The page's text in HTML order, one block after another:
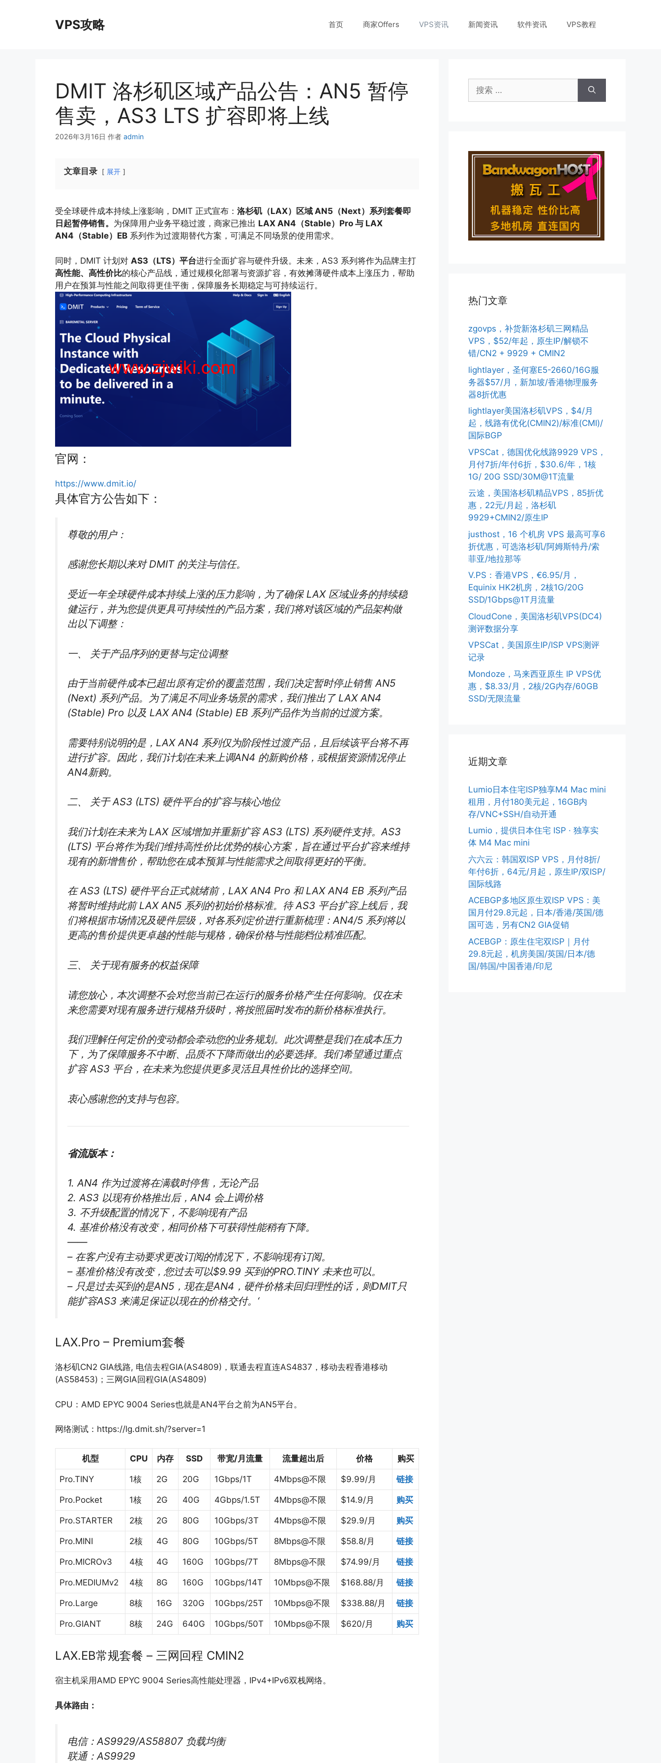
VPS攻略 首页 商家Offers VPS资讯 新闻资讯 软件资讯 VPS教程
DMIT 洛杉矶区域产品公告：AN5 暂停
售卖，AS3 LTS 扩容即将上线
2026年3月16日 作者 admin
文章目录 展开
受全球硬件成本持续上涨影响，DMIT 正式宣布： 洛杉矶（LAX）区域 AN5（Next）系列套餐即
日起暂停销售。 为保障用户业务平稳过渡，商家已推出 LAX AN4（Stable）Pro 与 LAX
AN4（Stable）EB 系列作为过渡期替代方案，可满足不同场景的使用需求。
同时，DMIT 计划对 AS3（LTS）平台进行全面扩容与硬件升级。未来，AS3 系列将作为品牌主打
高性能、高性价比的核心产品线，通过规模化部署与资源扩容，有效摊薄硬件成本上涨压力，帮助
用户在预算与性能之间取得更佳平衡，保障服务长期稳定与可持续运行。
官网：
https://www.dmit.io/
具体官方公告如下：
尊敬的用户：
感谢您长期以来对 DMIT 的关注与信任。
受近一年全球硬件成本持续上涨的压力影响，为了确保 LAX 区域业务的持续稳
健运行，并为您提供更具可持续性的产品方案，我们将对该区域的产品架构做
出以下调整：
一、 关于产品序列的更替与定位调整
由于当前硬件成本已超出原有定价的覆盖范围，我们决定暂时停止销售 AN5
(Next) 系列产品。为了满足不同业务场景的需求，我们推出了 LAX AN4
(Stable) Pro 以及 LAX AN4 (Stable) EB 系列产品作为当前的过渡方案。
需要特别说明的是，LAX AN4 系列仅为阶段性过渡产品，且后续该平台将不再
进行扩容。因此，我们计划在未来上调AN4 的新购价格，或根据资源情况停止
AN4新购。
二、 关于 AS3 (LTS) 硬件平台的扩容与核心地位
我们计划在未来为 LAX 区域增加并重新扩容 AS3 (LTS) 系列硬件支持。AS3
(LTS) 平台将作为我们维持高性价比优势的核心方案，旨在通过平台扩容来维持
现有的新增售价，帮助您在成本预算与性能需求之间取得更好的平衡。
在 AS3 (LTS) 硬件平台正式就绪前，LAX AN4 Pro 和 LAX AN4 EB 系列产品
将暂时维持此前 LAX AN5 系列的初始价格标准。待 AS3 平台扩容上线后，我
们将根据市场情况及硬件层级，对各系列定价进行重新梳理：AN4/5 系列将以
更高的售价提供更卓越的性能与规格，确保价格与性能档位精准匹配。
三、 关于现有服务的权益保障
请您放心，本次调整不会对您当前已在运行的服务价格产生任何影响。仅在未
来您需要对现有服务进行规格升级时，将按照届时发布的新价格标准执行。
我们理解任何定价的变动都会牵动您的业务规划。此次调整是我们在成本压力
下，为了保障服务不中断、品质不下降而做出的必要选择。我们希望通过重点
扩容 AS3 平台，在未来为您提供更多灵活且具性价比的选择空间。
衷心感谢您的支持与包容。
省流版本：
1. AN4 作为过渡将在满载时停售，无论产品
2. AS3 以现有价格推出后，AN4 会上调价格
3. 不升级配置的情况下，不影响现有产品
4. 基准价格没有改变，相同价格下可获得性能稍有下降。
——
– 在客户没有主动要求更改订阅的情况下，不影响现有订阅。
– 基准价格没有改变，您过去可以$9.99 买到的PRO.TINY 未来也可以。
– 只是过去买到的是AN5，现在是AN4，硬件价格未回归理性的话，则DMIT只
能扩容AS3 来满足保证以现在的价格交付。‘
LAX.Pro – Premium套餐
洛杉矶CN2 GIA线路, 电信去程GIA(AS4809)，联通去程直连AS4837，移动去程香港移动
(AS58453)；三网GIA回程GIA(AS4809)
CPU：AMD EPYC 9004 Series也就是AN4平台之前为AN5平台。
网络测试：https://lg.dmit.sh/?server=1
机型 CPU 内存 SSD 带宽/月流量 流量超出后 价格 购买
Pro.TINY 1核 2G 20G 1Gbps/1T 4Mbps@不限 $9.99/月 链接
Pro.Pocket 1核 2G 40G 4Gbps/1.5T 4Mbps@不限 $14.9/月 购买
Pro.STARTER 2核 2G 80G 10Gbps/3T 4Mbps@不限 $29.9/月 购买
Pro.MINI 2核 4G 80G 10Gbps/5T 8Mbps@不限 $58.8/月 链接
Pro.MICROv3 4核 4G 160G 10Gbps/7T 8Mbps@不限 $74.99/月 链接
Pro.MEDIUMv2 4核 8G 160G 10Gbps/14T 10Mbps@不限 $168.88/月 链接
Pro.Large 8核 16G 320G 10Gbps/25T 10Mbps@不限 $338.88/月 链接
Pro.GIANT 8核 24G 640G 10Gbps/50T 10Mbps@不限 $620/月 购买
LAX.EB常规套餐 – 三网回程 CMIN2
宿主机采用AMD EPYC 9004 Series高性能处理器，IPv4+IPv6双栈网络。
具体路由：
电信：AS9929/AS58807 负载均衡
联通：AS9929
索：
热门文章
zgovps，补货新洛杉矶三网精品
VPS，$52/年起，原生IP/解锁不
错/CN2 + 9929 + CMIN2
lightlayer，圣何塞E5-2660/16G服
务器$57/月，新加坡/香港物理服务
器8折优惠
lightlayer美国洛杉矶VPS，$4/月
起，线路有优化(CMIN2)/标准(CMI)/
国际BGP
VPSCat，德国优化线路9929 VPS，
月付7折/年付6折，$30.6/年，1核
1G/ 20G SSD/30M@1T流量
云途，美国洛杉矶精品VPS，85折优
惠，22元/月起，洛杉矶
9929+CMIN2/原生IP
justhost，16 个机房 VPS 最高可享6
折优惠，可选洛杉矶/阿姆斯特丹/索
菲亚/地拉那等
V.PS：香港VPS，€6.95/月，
Equinix HK2机房，2核1G/20G
SSD/1Gbps@1T月流量
CloudCone，美国洛杉矶VPS(DC4)
测评数据分享
VPSCat，美国原生IP/ISP VPS测评
记录
Mondoze，马来西亚原生 IP VPS优
惠，$8.33/月，2核/2G内存/60GB
SSD/无限流量
近期文章
Lumio日本住宅ISP独享M4 Mac mini
租用，月付180美元起，16GB内
存/VNC+SSH/自动开通
Lumio，提供日本住宅 ISP · 独享实
体 M4 Mac mini
六六云：韩国双ISP VPS，月付8折/
年付6折，64元/月起，原生IP/双ISP/
国际线路
ACEBGP多地区原生双ISP VPS：美
国月付29.8元起，日本/香港/英国/德
国可选，另有CN2 GIA促销
ACEBGP：原生住宅双ISP｜月付
29.8元起，机房美国/英国/日本/德
国/韩国/中国香港/印尼